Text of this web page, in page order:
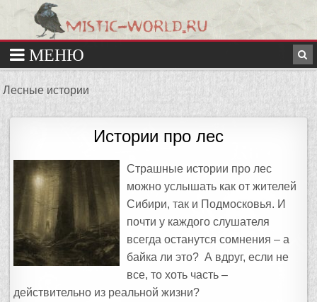
Лесные истории
Истории про лес
Страшные истории про лес
можно услышать как от жителей
Сибири, так и Подмосковья. И
почти у каждого слушателя
всегда останутся сомнения – а
байка ли это? А вдруг, если не
все, то хоть часть –
действительно из реальной жизни?